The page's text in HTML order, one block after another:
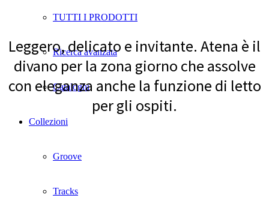
TUTTI I PRODOTTI
Ricerca avanzata
Cataloghi
Collezioni
Groove
Tracks
Leggero, delicato e invitante. Atena è il
divano per la zona giorno che assolve
con eleganza anche la funzione di letto
per gli ospiti.